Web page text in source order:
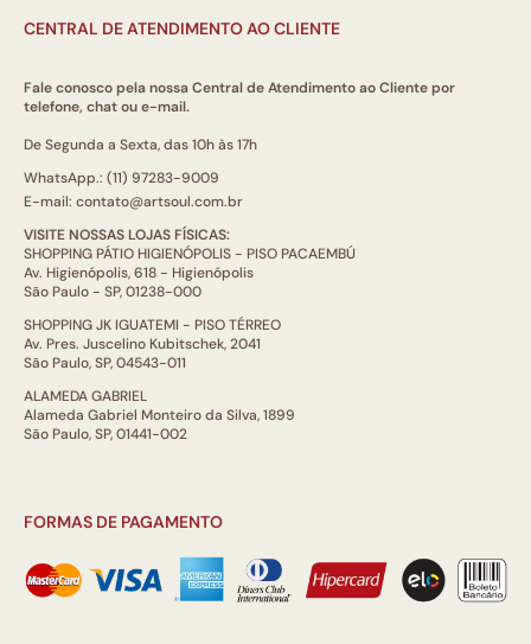
CENTRAL DE ATENDIMENTO AO CLIENTE
Fale conosco pela nossa Central de Atendimento ao Cliente por
telefone, chat ou e-mail.
De Segunda a Sexta, das 10h às 17h
WhatsApp.: (11) 97283-9009
E-mail: contato@artsoul.com.br
VISITE NOSSAS LOJAS FÍSICAS:
SHOPPING PÁTIO HIGIENÓPOLIS - PISO PACAEMBÚ
Av. Higienópolis, 618 - Higienópolis
São Paulo - SP, 01238-000
SHOPPING JK IGUATEMI - PISO TÉRREO
Av. Pres. Juscelino Kubitschek, 2041
São Paulo, SP, 04543-011
ALAMEDA GABRIEL
Alameda Gabriel Monteiro da Silva, 1899
São Paulo, SP, 01441-002
FORMAS DE PAGAMENTO